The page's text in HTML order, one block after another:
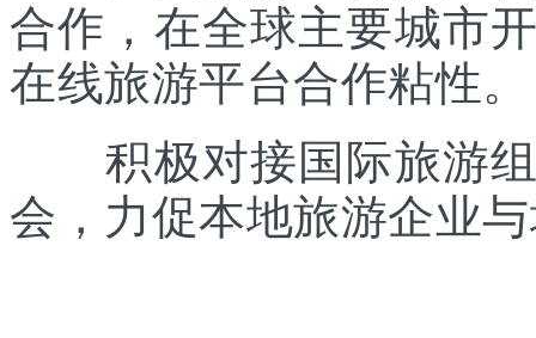
合作，在全球主要城市
在线旅游平台合作粘性。
积极对接国际旅游组
会，力促本地旅游企业